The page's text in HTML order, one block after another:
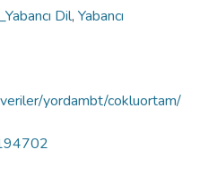
Dil, Yabancı
yordambt/cokluortam/